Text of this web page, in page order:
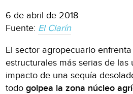
6 de abril de 2018
Fuente: El Clarín
El sector agropecuario
estructurales más serias de las
impacto de una sequía
todogolpea la zona núcleo